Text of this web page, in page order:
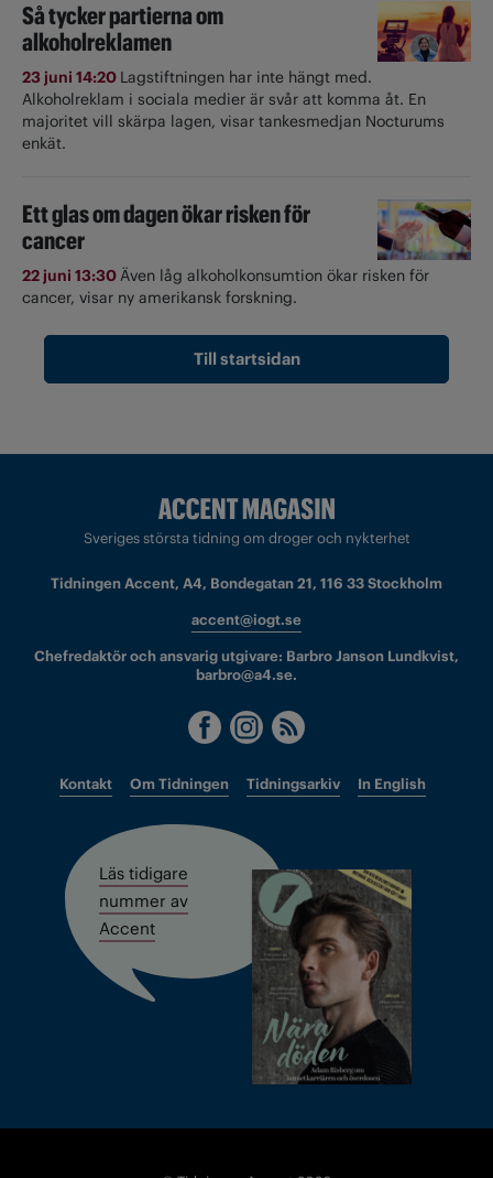
Så tycker partierna om
alkoholreklamen
23 juni 14:20 Lagstiftningen har inte hängt med.
Alkoholreklam i sociala medier är svår att komma åt. En
majoritet vill skärpa lagen, visar tankesmedjan Nocturums
enkät.
Ett glas om dagen ökar risken för
cancer
22 juni 13:30Även låg alkoholkonsumtion ökar risken för
cancer, visar ny amerikansk forskning.
Till startsidan
Sveriges största tidning om droger och nykterhet
Tidningen Accent, A4, Bondegatan 21, 116 33 Stockholm
accent@iogt.se
Chefredaktör och ansvarig utgivare: Barbro Janson Lundkvist,
barbro@a4.se.
Kontakt Om Tidningen Tidningsarkiv In English
Läs tidigare
nummer av
Accent